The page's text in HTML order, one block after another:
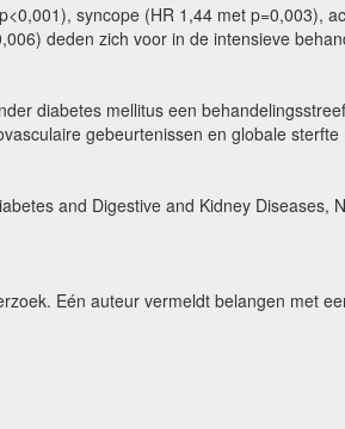
syncope (HR 1,44 met p=0,003),
deden zich voor in de intensieve
diabetes mellitus een
gebeurtenissen en globale
and Digestive and Kidney
Eén auteur vermeldt belangen met